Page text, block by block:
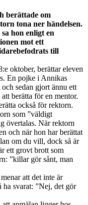
berättade om
tona ner händelsen.
hon enligt en
mot ett
till
oktober, berättar eleven
En pojke i Annikas
sedan gjort ännu ett
berätta för en mentor.
också för rektorn.
som ”väldigt
övertalas. När rektorn
och när hon har berättat
om du vill, dock så är
ett grovt brott som
”killar gör sånt, man
att det inte är
ha svarat: ”Nej, det gör